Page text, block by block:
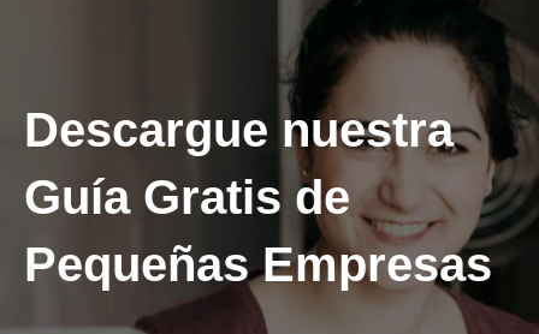
Descargue nuestra
Guía Gratis de
Pequeñas Empresas